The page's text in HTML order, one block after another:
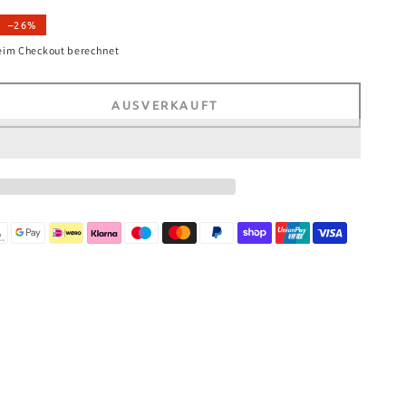
–26%
Checkout berechnet
AUSVERKAUFT